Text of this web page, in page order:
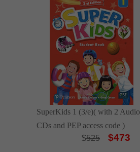
SuperKids 1 (3/e)( with 2 Audio
CDs and PEP access code )
$525 $473